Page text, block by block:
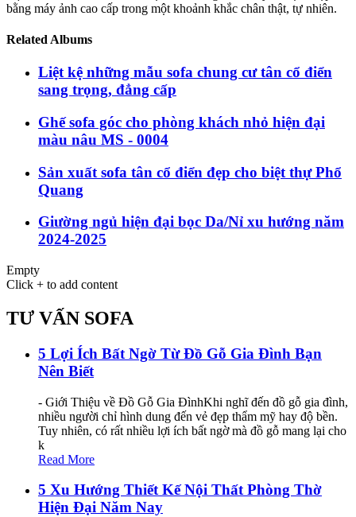
bằng máy ảnh cao cấp trong một khoảnh khắc chân thật, tự nhiên.
Related Albums
Liệt kệ những mẫu sofa chung cư tân cổ điển
sang trọng, đẳng cấp
Ghế sofa góc cho phòng khách nhỏ hiện đại
màu nâu MS - 0004
Sản xuất sofa tân cổ điển đẹp cho biệt thự Phổ
Quang
Giường ngủ hiện đại bọc Da/Nỉ xu hướng năm
2024-2025
Empty
Click + to add content
TƯ VẤN SOFA
5 Lợi Ích Bất Ngờ Từ Đồ Gỗ Gia Đình Bạn
Nên Biết
- Giới Thiệu về Đồ Gỗ Gia ĐìnhKhi nghĩ đến đồ gỗ gia đình,
nhiều người chỉ hình dung đến vẻ đẹp thẩm mỹ hay độ bền.
Tuy nhiên, có rất nhiều lợi ích bất ngờ mà đồ gỗ mang lại cho
k
Read More
5 Xu Hướng Thiết Kế Nội Thất Phòng Thờ
Hiện Đại Năm Nay